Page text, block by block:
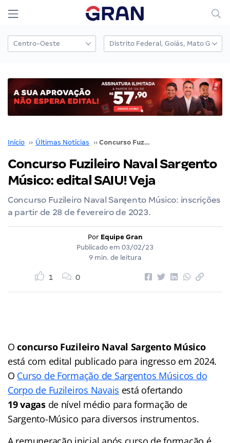
Início ›› Últimas Notícias ›› Concurso Fuzileiro Naval Sargento Músico: edital SAIU! Veja
Concurso Fuzileiro Naval Sargento
Músico: edital SAIU! Veja
Concurso Fuzileiro Naval Sargento Músico: inscrições
a partir de 28 de fevereiro de 2023.
Por Equipe Gran
Publicado em 03/02/23
9 min. de leitura
1 0
O concurso Fuzileiro Naval Sargento Músico
está com edital publicado para ingresso em 2024.
O Curso de Formação de Sargentos Músicos do
Corpo de Fuzileiros Navais está ofertando
19 vagasde nível médio para formação de
Sargento-Músico para diversos instrumentos.